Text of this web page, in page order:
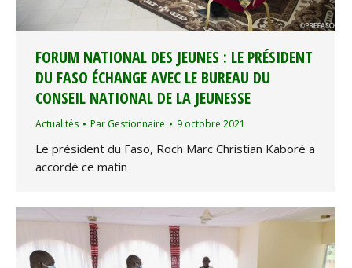
FORUM NATIONAL DES JEUNES : LE PRÉSIDENT
DU FASO ÉCHANGE AVEC LE BUREAU DU
CONSEIL NATIONAL DE LA JEUNESSE
Actualités Par Gestionnaire 9 octobre 2021
Le président du Faso, Roch Marc Christian Kaboré a
accordé ce matin